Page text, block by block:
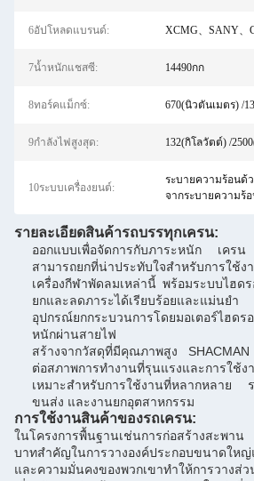
6อัปโหลดแบรนด์: XCMG、SANY、
7น้ำหนักแชสซี: 14490กก
8ทอร์คแม็กซ์: 670(นิวตันเมตร) /
9กำลังไฟสูงสุด: 132(กิโลวัตต์) /
10ระบบเครื่องยนต์:
ระบายความร้อนด้
จากระบายความร้
รายละเอียดสินค้ารถบรรทุกเครน:
ออกแบบเพื่อจัดการกับภาระหนัก เคร
สามารถยกที่น่าประทับใจสําหรับการใช้ง
เครื่องกีฬาพัดลมเหล่านี้ พร้อมระบบไฮด
ยกและลดภาระได้เรียบร้อยและแม่นยํา
อุปกรณ์ยกกระบวนการโดยมอเตอร์ไฮดร
หนักผ่านสายไฟ
สร้างจากวัสดุที่มีคุณภาพสูง
ต่อสภาพการทํางานที่รุนแรงและการใช้ง
เหมาะสําหรับการใช้งานที่หลากหลาย
ขนส่ง และงานยกอุตสาหกรรม
การใช้งานสินค้าของรถเครน:
ในโครงการพื้นฐานเช่นการก่อสร้างสะพา
บาทสําคัญในการวางองค์ประกอบขนาดให
และความมั่นคงของพวกเขาทําให้การวางส่